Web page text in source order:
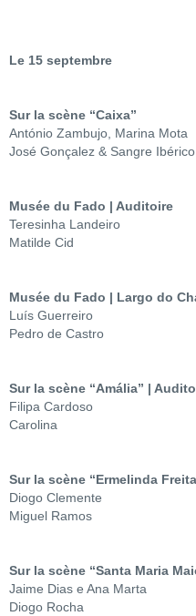
Le 15 septembre
Sur la scène “Caixa”
António Zambujo, Marina Mota
José Gonçalez & Sangre Ibérico
Musée du Fado | Auditoire
Teresinha Landeiro
Matilde Cid
Musée du Fado | Largo do
Luís Guerreiro
Pedro de Castro
Sur la scène “Amália” |
Filipa Cardoso
Carolina
Sur la scène “Ermelinda
Diogo Clemente
Miguel Ramos
Sur la scène “Santa Maria
Jaime Dias e Ana Marta
Diogo Rocha